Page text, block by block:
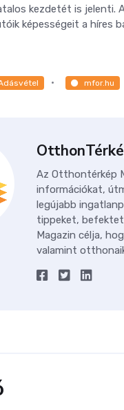
kezdetét is jelenti.
képességeit a híres
mfor.hu
Az Otthontérkép
információkat,
legújabb
tippeket,
Magazin célja,
valamint